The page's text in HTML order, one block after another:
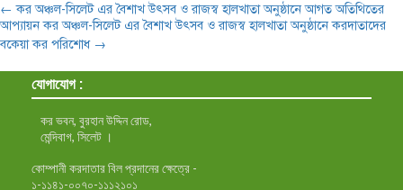
← কর অঞ্চল-সিলেট এর বৈশাখ উৎসব ও রাজস্ব হালখাতা অনুষ্ঠানে আগত অতিথিতের
আপ্যায়ন কর অঞ্চল-সিলেট এর বৈশাখ উৎসব ও রাজস্ব হালখাতা অনুষ্ঠানে করদাতাদের
বকেয়া কর পরিশোধ →
যোগাযোগ :
কর ভবন, বুরহান উদ্দিন রোড,
মেন্দিবাগ, সিলেট ।
কোম্পানী করদাতার বিল প্রদানের ক্ষেত্রে -
১-১১৪১-০০৭০-১১১২১০১